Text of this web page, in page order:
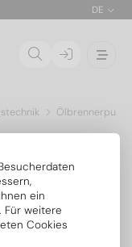
ein
Für weitere
Cookies
DE